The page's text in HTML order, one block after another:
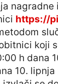
nagradne
https://
koji
h dana
10. lipnja